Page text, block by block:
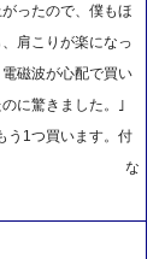
ったので、僕もほ
肩こりが楽になっ
磁波が心配で買い
に驚きました。｣
う1つ買います。付
安です。」 な